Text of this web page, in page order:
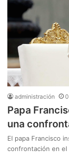
administración
Papa
una
El papa Francisco
confrontación en el